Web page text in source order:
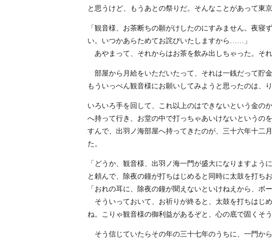
と思うけど、もうあとの祭りだ。そんなことがあって東
「観音様、お茶断ちの願がけしたのにすみません。夜
い。いつかあらためてお詫びいたしますから……」
あやまって、それからはお茶を飲み出しちゃった。そ
部屋から月給をいただいたって、それは一銭だって貯
もういっぺん観音様にお願いしてみようと思ったのは、
いろいろ手を回して、これ以上のはできないという金の
へ持って行き、お堂の中で打っちゃあいけないというの
すんで、出羽ノ海部屋へ持ってきたのが、三十六年十二
た。
「どうか、観音様、出羽ノ海一門が盛大になりますように
と頼んで、除夜の鐘が打ちはじめると同時に太鼓を打ち
「おれの耳に、除夜の鐘が聞えないといけねえから、ボ
そういっておいて、お祈りが終ると、太鼓を打ちはじ
ね。こりゃ観音様の御利益があるぞと、心の底で固くそう
そう信じていたらその年の三十七年のうちに、一門か